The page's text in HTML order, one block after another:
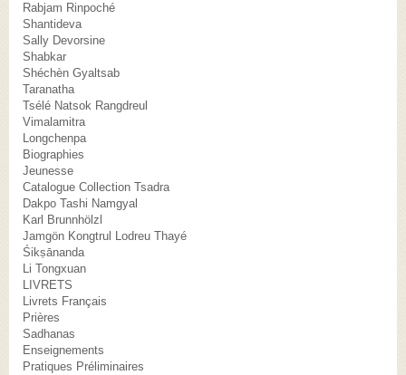
Rabjam Rinpoché
Shantideva
Sally Devorsine
Shabkar
Shéchèn Gyaltsab
Taranatha
Tsélé Natsok Rangdreul
Vimalamitra
Longchenpa
Biographies
Jeunesse
Catalogue Collection Tsadra
Dakpo Tashi Namgyal
Karl Brunnhölzl
Jamgön Kongtrul Lodreu Thayé
Śikṣānanda
Li Tongxuan
LIVRETS
Livrets Français
Prières
Sadhanas
Enseignements
Pratiques Préliminaires